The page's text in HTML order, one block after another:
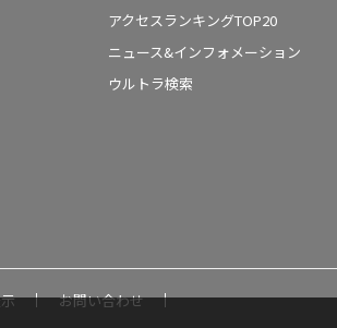
アクセスランキングTOP20
ニュース&インフォメーション
ウルトラ検索
お問い合わせ